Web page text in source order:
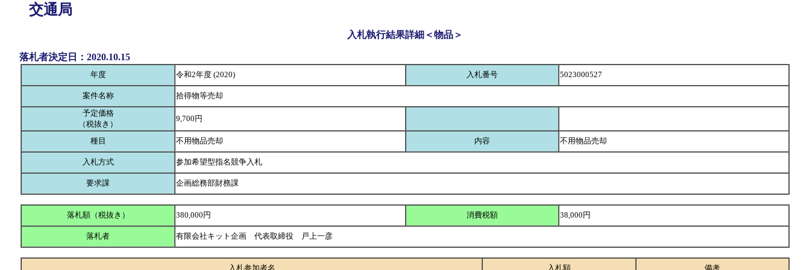
交通局
入札執行結果詳細＜物品＞
落札者決定日：2020.10.15
年度 令和2年度 (2020) 入札番号 5023000527
案件名称
拾得物等売却
予定価格
（税抜き）
9,700円
種目 不用物品売却 内容 不用物品売却
入札方式 参加希望型指名競争入札
要求課 企画総務部財務課
落札額（税抜き） 380,000円 消費税額 38,000円
落札者 有限会社キット企画 代表取締役 戸上一彦
入札参加者名 入札額 備考